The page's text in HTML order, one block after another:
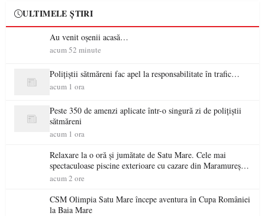
ULTIMELE ȘTIRI
Au venit oșenii acasă…
acum 52 minute
Polițiștii sătmăreni fac apel la responsabilitate în trafic…
acum 1 ora
Peste 350 de amenzi aplicate într-o singură zi de polițiștii
sătmăreni
acum 1 ora
Relaxare la o oră și jumătate de Satu Mare. Cele mai
spectaculoase piscine exterioare cu cazare din Maramureș,
ideale pentru o escapadă de vară
acum 2 ore
CSM Olimpia Satu Mare începe aventura în Cupa României
la Baia Mare